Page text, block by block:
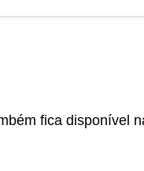
fica disponível